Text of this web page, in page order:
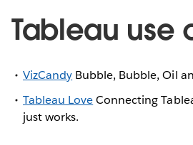
Tableau use
VizCandy Bubble, Bubble, Oil
Tableau LoveConnecting
just works.